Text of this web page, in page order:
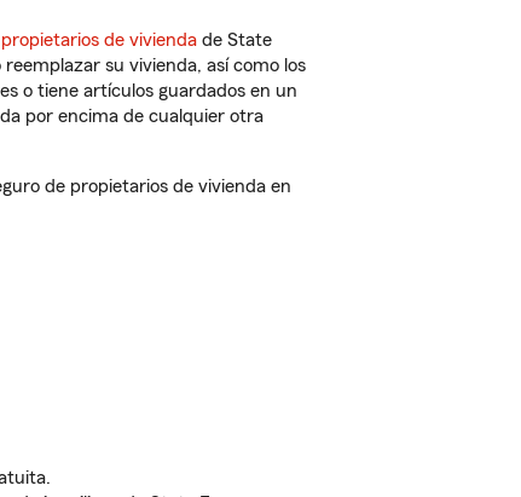
de vivienda de State
su vivienda, así como los
o tiene artículos guardados en un
por encima de cualquier otra
de propietarios de vivienda en